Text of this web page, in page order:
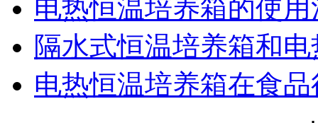
电热恒温培养箱的使
隔水式恒温培养箱和
电热恒温培养箱在食